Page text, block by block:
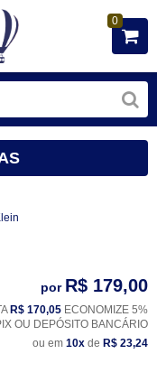
0
por R$ 179,00
R$ 170,05 ECONOMIZE 5%
OU DEPÓSITO BANCÁRIO
ou em 10x de R$ 23,24